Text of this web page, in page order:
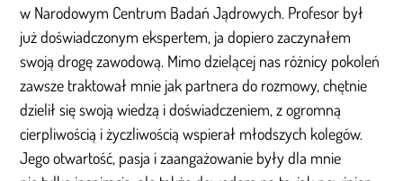
w Narodowym Centrum Badań Jądrowych. Profesor był
już doświadczonym ekspertem, ja dopiero zaczynałem
swoją drogę zawodową. Mimo dzielącej nas różnicy pokoleń
zawsze traktował mnie jak partnera do rozmowy, chętnie
dzielił się swoją wiedzą i doświadczeniem, z ogromną
cierpliwością i życzliwością wspierał młodszych kolegów.
Jego otwartość, pasja i zaangażowanie były dla mnie